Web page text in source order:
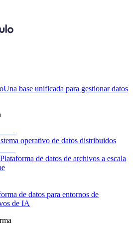
Una base unificada para gestionar datos
operativo de datos distribuidos
Plataforma de datos de archivos a escala
de datos para entornos de
de IA